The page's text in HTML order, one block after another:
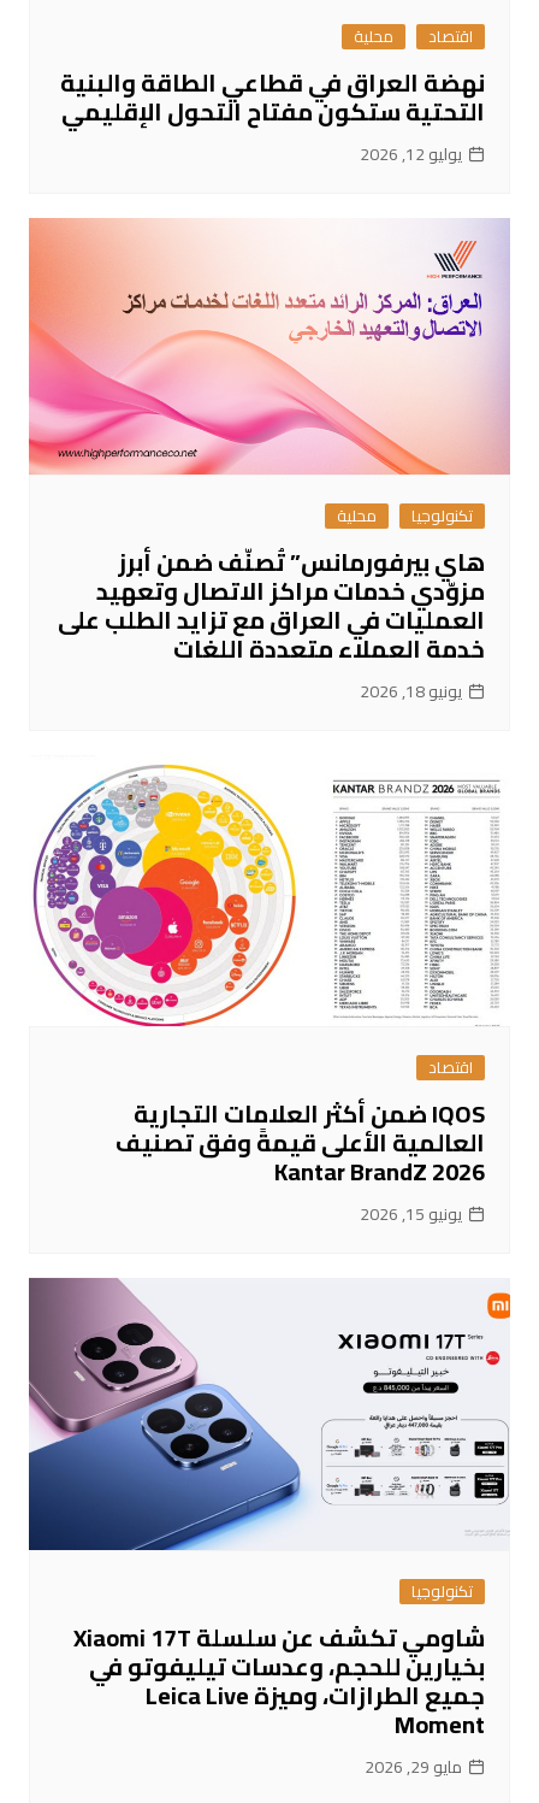
اقتصاد محلية
نهضة العراق في قطاعي الطاقة والبنية
التحتية ستكون مفتاح التحول الإقليمي
يوليو 12, 2026
تكنولوجيا محلية
هاي بيرفورمانس” تُصنّف ضمن أبرز
مزوّدي خدمات مراكز الاتصال وتعهيد
العمليات في العراق مع تزايد الطلب على
خدمة العملاء متعددة اللغات
يونيو 18, 2026
اقتصاد
IQOS ضمن أكثر العلامات التجارية
العالمية الأعلى قيمةً وفق تصنيف
Kantar BrandZ 2026
يونيو 15, 2026
تكنولوجيا
شاومي تكشف عن سلسلة Xiaomi 17T
بخيارين للحجم، وعدسات تيليفوتو في
جميع الطرازات، وميزة Leica Live
Moment
مايو 29, 2026